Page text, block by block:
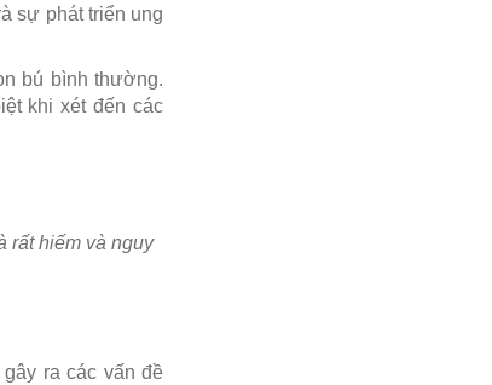
sự phát triển ung
bú bình thường.
khi xét đến các
rất hiếm và nguy
ra các vấn đề